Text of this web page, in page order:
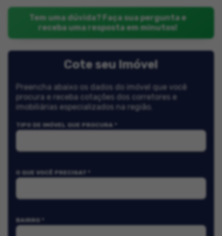
Tem uma dúvida? Faça sua pergunta e
receba uma resposta em minutos!
Cote seu Imóvel
Preencha abaixo os dados do imóvel que você
procura e receba cotações dos corretores e
imobiliárias especializados na região.
TIPO DE IMÓVEL QUE PROCURA *
O QUE VOCÊ PRECISA? *
BAIRRO *